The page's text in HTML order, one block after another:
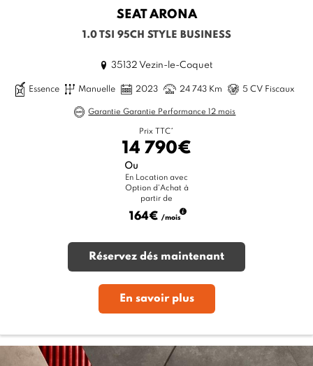
SEATARONA
1.0 TSI 95CH STYLE BUSINESS
35132 Vezin-le-Coquet
Essence Manuelle 2023 24 743 Km 5 CV Fiscaux
Garantie Garantie Performance 12 mois
Prix TTC*
14 790€
Ou
En Location avec
Option d'Achat à
partir de
164€ /mois
Réservez dés maintenant
En savoir plus